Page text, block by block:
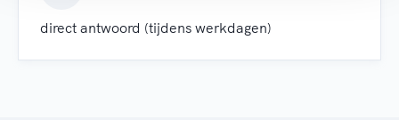
direct antwoord (tijdens werkdagen)